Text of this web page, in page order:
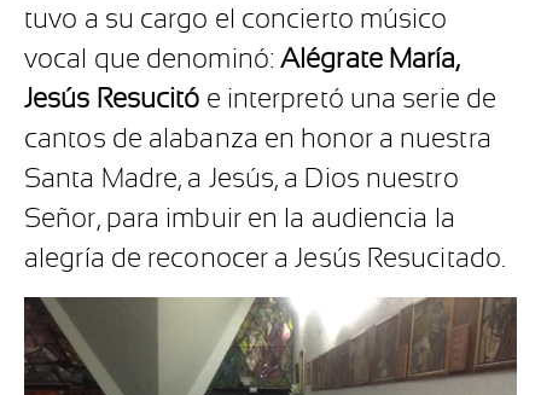
tuvo a su cargo el concierto músico
vocal que denominó:Alégrate María,
Jesús Resucitó e interpretó una serie de
cantos de alabanza en honor a nuestra
Santa Madre, a Jesús, a Dios nuestro
Señor, para imbuir en la audiencia la
alegría de reconocer a Jesús Resucitado.